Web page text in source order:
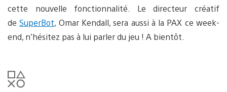
cette nouvelle fonctionnalité. Le directeur créatif
deSuperBot, Omar Kendall, sera aussi à la PAX ce week-
end, n’hésitez pas à lui parler du jeu ! A bientôt.